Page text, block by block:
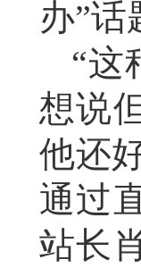
办”话
“这
想说
他还
通过
站长